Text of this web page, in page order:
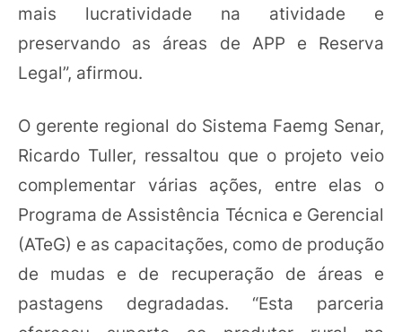
mais lucratividade na atividade e
preservando as áreas de APP e Reserva
Legal”, afirmou.
O gerente regional do Sistema Faemg Senar,
Ricardo Tuller, ressaltou que o projeto veio
complementar várias ações, entre elas o
Programa de Assistência Técnica e Gerencial
(ATeG) e as capacitações, como de produção
de mudas e de recuperação de áreas e
pastagens degradadas. “Esta parceria